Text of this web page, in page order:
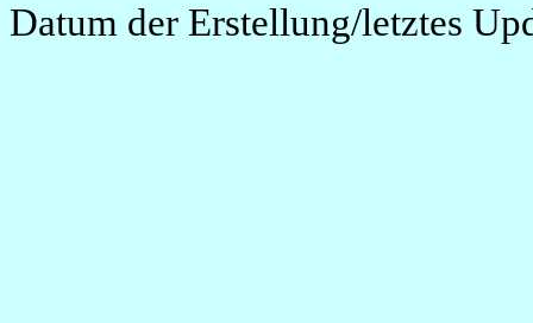
Datum der Erstellung/letztes